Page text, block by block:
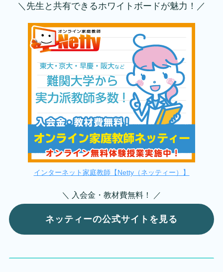
＼先生と共有できるホワイトボードが魅力！／
インターネット家庭教師【Netty（ネッティー）】
＼ 入会金・教材費無料！ ／
ネッティーの公式サイトを見る